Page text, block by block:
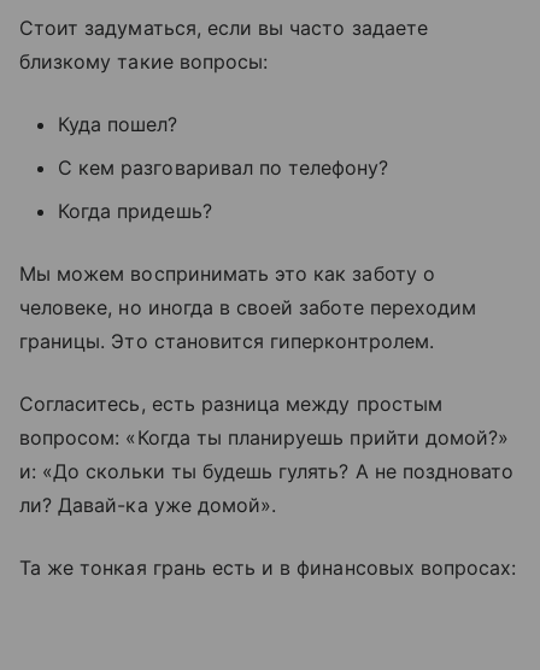
Стоит задуматься, если вы часто задаете
близкому такие вопросы:
Куда пошел?
С кем разговаривал по телефону?
Когда придешь?
Мы можем воспринимать это как заботу о
человеке, но иногда в своей заботе переходим
границы. Это становится гиперконтролем.
Согласитесь, есть разница между простым
вопросом: «Когда ты планируешь прийти домой?»
и: «До скольки ты будешь гулять? А не поздновато
ли? Давай-ка уже домой».
Та же тонкая грань есть и в финансовых вопросах: